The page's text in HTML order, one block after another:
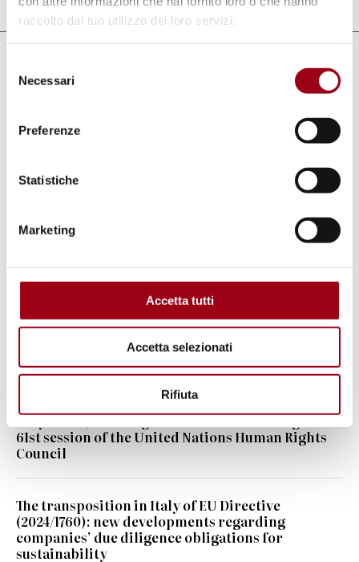
raccolto dal tuo utilizzo dei loro servizi.
delNecessari
Preferenze
Statistiche
Marketing
Accetta tutti
Accetta selezionati
Rifiuta
Novellara (Italia) pubblicano un manuale
rivolto alle pubbliche amministrazioni
Keywords
interreligious dialogue
Italy’s role, challenges and interests during the
61st session of the United Nations Human Rights
Council
The transposition in Italy of EU Directive
(2024/1760): new developments regarding
companies’ due diligence obligations for
sustainability